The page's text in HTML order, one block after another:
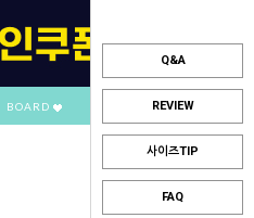
Q&A
REVIEW
사이즈TIP
FAQ
BOARD